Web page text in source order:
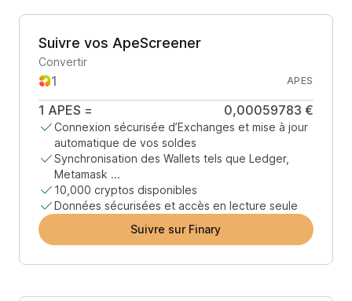
Suivre vos ApeScreener
Convertir
APES
1 APES = 0,00059783 €
Connexion sécurisée d’Exchanges et mise à jour
automatique de vos soldes
Synchronisation des Wallets tels que Ledger,
Metamask ...
10,000 cryptos disponibles
Données sécurisées et accès en lecture seule
Suivre sur Finary